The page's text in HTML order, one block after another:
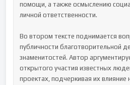
помощи, а также осмыслению
личной ответственности.
Во втором тексте поднимается
публичности благотворительной
знаменитостей. Автор
открытого участия известных
проектах, подчеркивая их